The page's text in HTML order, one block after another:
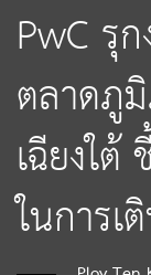
PwC รุ
ตลาดภู
เฉียงใ
ในการเ